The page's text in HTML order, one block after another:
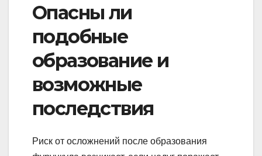
Опасны ли
подобные
образование и
возможные
последствия
Риск от осложнений после образования